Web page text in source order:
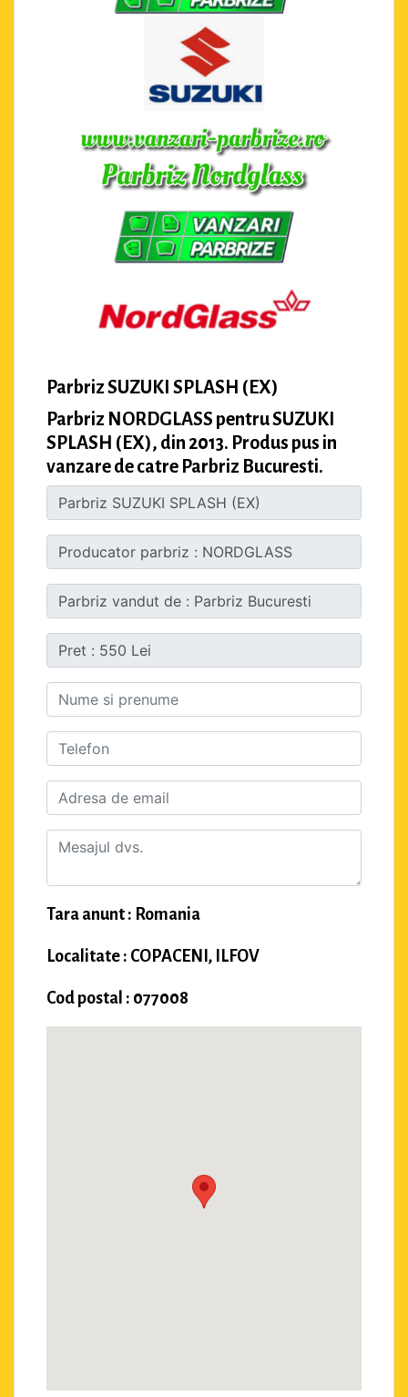
Parbriz SUZUKI SPLASH (EX)
Parbriz NORDGLASS pentru SUZUKI
SPLASH (EX), din 2013. Produs pus in
vanzare de catre Parbriz Bucuresti.
Tara anunt : Romania
Localitate : COPACENI, ILFOV
Cod postal : 077008